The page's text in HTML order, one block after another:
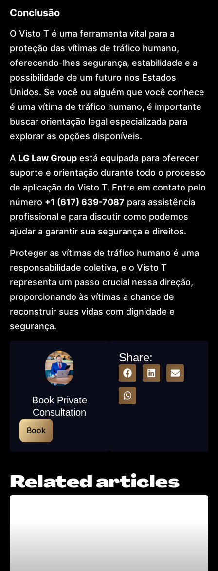
Book Private
Consultation
Book
Share:
Conclusão
O Visto T é uma ferramenta vital para a
proteção das vítimas de tráfico humano,
oferecendo-lhes segurança, estabilidade e a
possibilidade de um futuro nos Estados
Unidos. Se você ou alguém que você conhece
é uma vítima de tráfico humano, é importante
buscar orientação legal especializada para
explorar as opções disponíveis.
A LG Law Group está equipada para oferecer
suporte e orientação durante todo o processo
de aplicação do Visto T. Entre em contato pelo
número +1 (617) 639-7087 para assistência
profissional e para discutir como podemos
ajudar a garantir sua segurança e direitos.
Proteger as vítimas de tráfico humano é uma
responsabilidade coletiva, e o Visto T
representa um passo crucial nessa direção,
proporcionando às vítimas a chance de
reconstruir suas vidas com dignidade e
segurança.
Related articles